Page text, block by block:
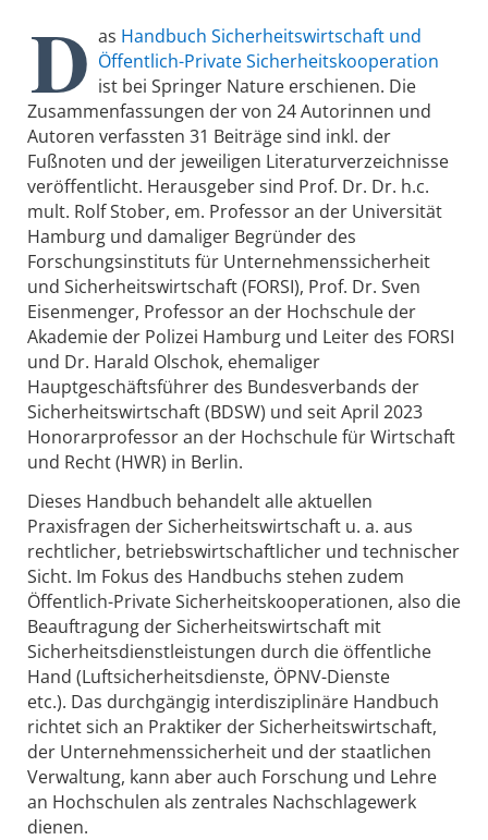
D as Handbuch Sicherheitswirtschaft und
Öffentlich-Private Sicherheitskooperation
ist bei Springer Nature erschienen. Die
Zusammenfassungen der von 24 Autorinnen und
Autoren verfassten 31 Beiträge sind inkl. der
Fußnoten und der jeweiligen Literaturverzeichnisse
veröffentlicht. Herausgeber sind Prof. Dr. Dr. h.c.
mult. Rolf Stober, em. Professor an der Universität
Hamburg und damaliger Begründer des
Forschungsinstituts für Unternehmenssicherheit
und Sicherheitswirtschaft (FORSI), Prof. Dr. Sven
Eisenmenger, Professor an der Hochschule der
Akademie der Polizei Hamburg und Leiter des FORSI
und Dr. Harald Olschok, ehemaliger
Hauptgeschäftsführer des Bundesverbands der
Sicherheitswirtschaft (BDSW) und seit April 2023
Honorarprofessor an der Hochschule für Wirtschaft
und Recht (HWR) in Berlin.
Dieses Handbuch behandelt alle aktuellen
Praxisfragen der Sicherheitswirtschaft u. a. aus
rechtlicher, betriebswirtschaftlicher und technischer
Sicht. Im Fokus des Handbuchs stehen zudem
Öffentlich-Private Sicherheitskooperationen, also die
Beauftragung der Sicherheitswirtschaft mit
Sicherheitsdienstleistungen durch die öffentliche
Hand (Luftsicherheitsdienste, ÖPNV-Dienste
etc.). Das durchgängig interdisziplinäre Handbuch
richtet sich an Praktiker der Sicherheitswirtschaft,
der Unternehmenssicherheit und der staatlichen
Verwaltung, kann aber auch Forschung und Lehre
an Hochschulen als zentrales Nachschlagewerk
dienen.